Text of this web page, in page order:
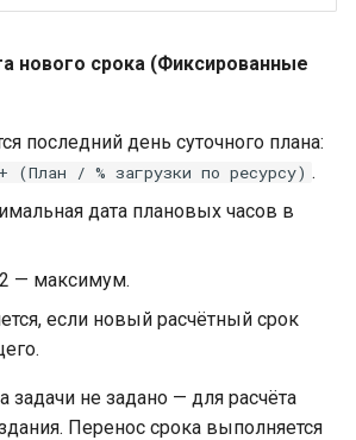
нового срока (Фиксированные
последний день суточного плана:
(План / % загрузки по ресурсу) .
дата плановых часов в
— максимум.
если новый расчётный срок
задачи не задано — для расчёта
Перенос срока выполняется